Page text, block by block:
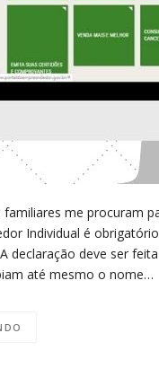
me procuram
Individual é
declaração deve ser
até mesmo o nome…